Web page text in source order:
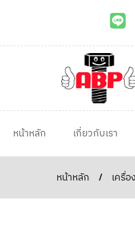
หน้าหลัก เกี่ยวกับเรา
หน้าหลัก / เครื่